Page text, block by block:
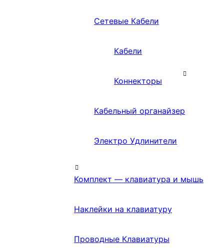
Сетевые Кабели
Кабели
Коннекторы
Кабельный органайзер
Электро Удлинители
Комплект — клавиатура и мышь
Наклейки на клавиатуру
Проводные Клавиатуры